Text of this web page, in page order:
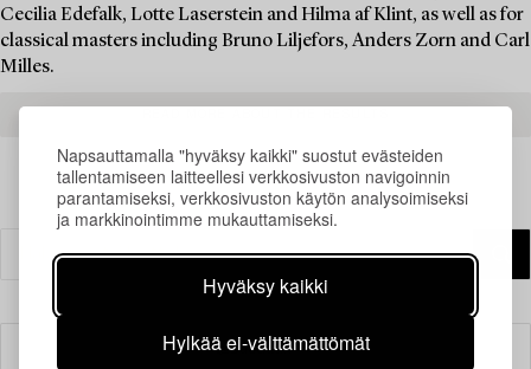
Napsauttamalla "hyväksy kaikki" suostut evästeiden
tallentamiseen laitteellesi verkkosivuston navigoinnin
parantamiseksi, verkkosivuston käytön analysoimiseksi
ja markkinointimme mukauttamiseksi.
Hyväksy kaikki
Hylkää ei-välttämättömät
Cecilia Edefalk, Lotte Laserstein and Hilma af Klint, as well as for
classical masters including Bruno Liljefors, Anders Zorn and Carl
Milles.
Suodatin